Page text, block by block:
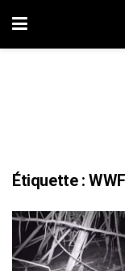
Étiquette :